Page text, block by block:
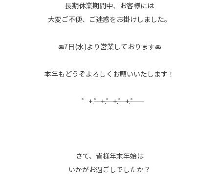
長期休業期間中、お客様には
大変ご不便、ご迷惑をお掛けしました。
🚘7日(水)より営業しております🚘
本年もどうぞよろしくお願いいたします！
゜+.――゜+.――゜+.――゜+.――゜
さて、皆様年末年始は
いかがお過ごしでしたか？